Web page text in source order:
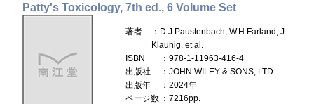
Patty's Toxicology, 7th ed., 6 Volume Set
著者
：D.J.Paustenbach, W.H.Farland, J.
Klaunig, et al.
ISBN
：978-1-11963-416-4
出版社
：JOHN WILEY & SONS, LTD.
出版年
：2024年
ページ数 ：7216pp.